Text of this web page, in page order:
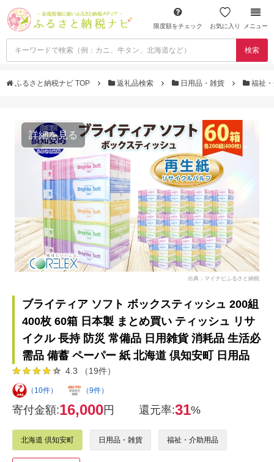
限度額をチェック お気に入り メニュー
検索
ふるさと納税ナビ TOP 返礼品検索 日用品・雑貨 福祉
詳細を見る
出典：マイナビふるさと納税
ブライティア ソフト ボックスティッシュ 200組
400枚 60箱 日本製 まとめ買い ティッシュ リサ
イクル 長持 防災 常備品 日用雑貨 消耗品 生活必
需品 備蓄 ペーパー 紙 北海道 倶知安町 日用品
4.3 （19件）
（10件） （9件）
寄付金額:16,000円 還元率:31%
北海道 倶知安町 日用品・雑貨 福祉・介助用品